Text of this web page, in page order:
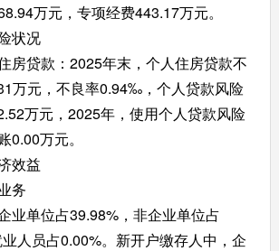
万元，专项经费443.17万元。
状况
贷款：2025年末，个人住房贷款不
万元，不良率0.94‰，个人贷款风险
万元，2025年，使用个人贷款风险
0.00万元。
效益
务
单位占39.98%，非企业单位占
人员占0.00%。新开户缴存人中，企